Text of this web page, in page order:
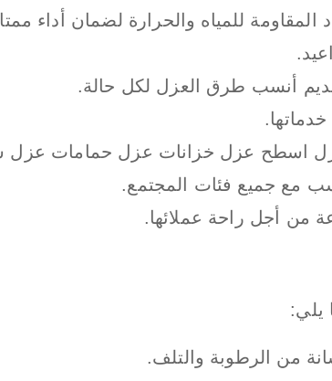
للمياه والحرارة لضمان أداء
أنسب طرق العزل لكل حالة.
اسطح عزل خزانات عزل حمامات عزل
مع جميع فئات المجتمع.
يلي:
من الرطوبة والتلف.